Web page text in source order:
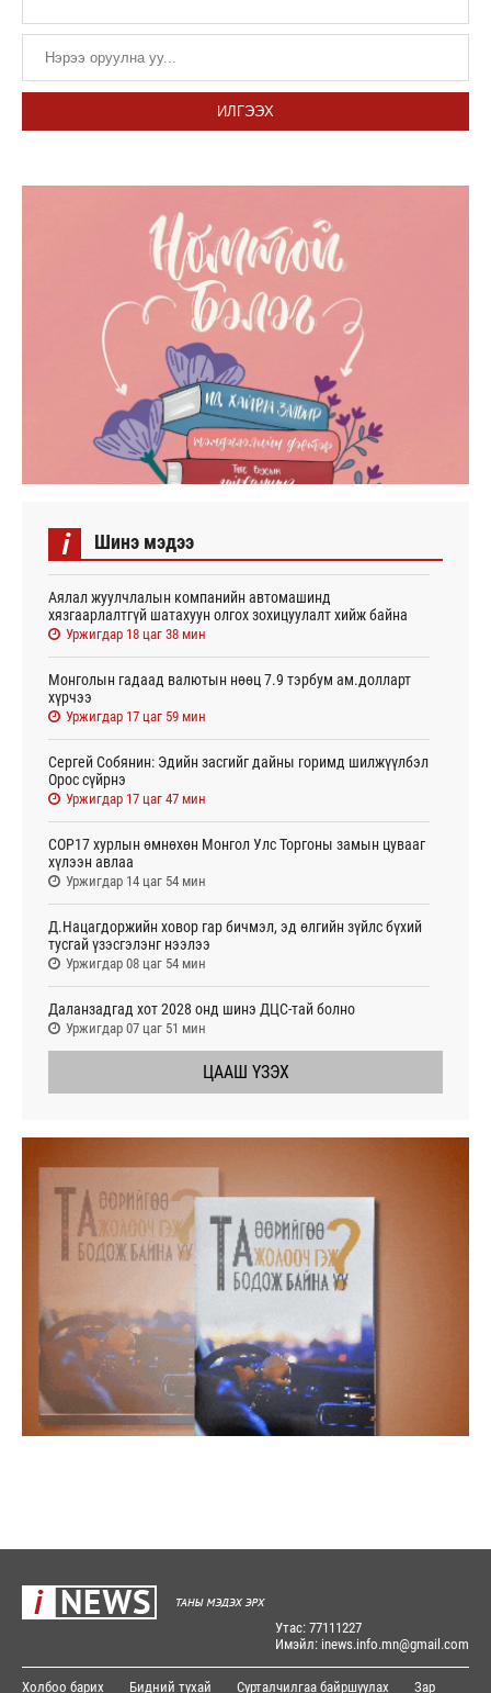
ИЛГЭЭХ
i Шинэ мэдээ
Аялал жуулчлалын компанийн автомашинд
хязгаарлалтгүй шатахуун олгох зохицуулалт хийж байна
Уржигдар 18 цаг 38 мин
Монголын гадаад валютын нөөц 7.9 тэрбум ам.долларт
хүрчээ
Уржигдар 17 цаг 59 мин
Сергей Собянин: Эдийн засгийг дайны горимд шилжүүлбэл
Орос сүйрнэ
Уржигдар 17 цаг 47 мин
COP17 хурлын өмнөхөн Монгол Улс Торгоны замын цувааг
хүлээн авлаа
Уржигдар 14 цаг 54 мин
Д.Нацагдоржийн ховор гар бичмэл, эд өлгийн зүйлс бүхий
тусгай үзэсгэлэнг нээлээ
Уржигдар 08 цаг 54 мин
Даланзадгад хот 2028 онд шинэ ДЦС-тай болно
Уржигдар 07 цаг 51 мин
ЦААШ ҮЗЭХ
Утас: 77111227
Имэйл: inews.info.mn@gmail.com
Холбоо барих Бидний тухай Сурталчилгаа байршуулах Зар